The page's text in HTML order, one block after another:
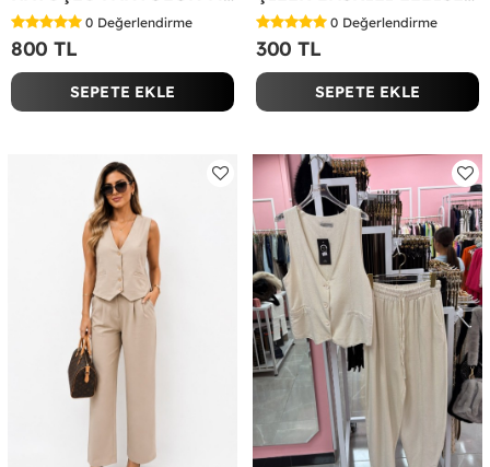
0 Değerlendirme
800 TL
SEPETE EKLE
0 Değerlendirme
300 TL
SEPETE EKLE